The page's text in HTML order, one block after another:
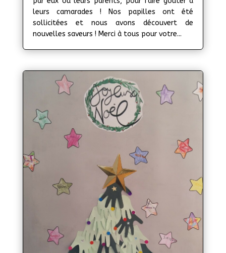
leurs camarades ! Nos papilles ont été
sollicitées et nous avons découvert de
nouvelles saveurs ! Merci à tous pour votre...